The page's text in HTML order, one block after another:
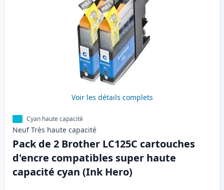
Voir les détails complets
Cyan haute capacité
Neuf Très haute capacité
Pack de 2 Brother LC125C cartouches
d'encre compatibles super haute
capacité cyan (Ink Hero)